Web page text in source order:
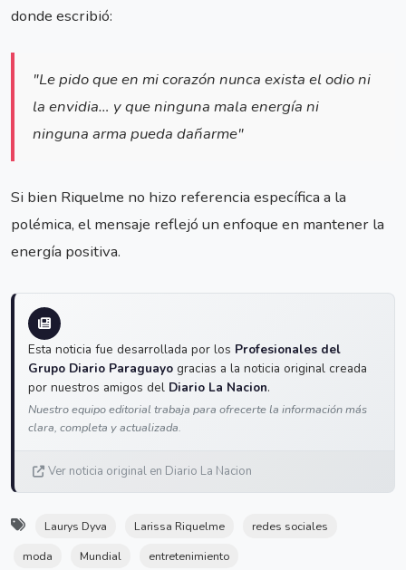
donde escribió:
"Le pido que en mi corazón nunca exista el odio ni
la envidia… y que ninguna mala energía ni
ninguna arma pueda dañarme"
Si bien Riquelme no hizo referencia específica a la
polémica, el mensaje reflejó un enfoque en mantener la
energía positiva.
Esta noticia fue desarrollada por los Profesionales del
Grupo Diario Paraguayo gracias a la noticia original creada
por nuestros amigos del Diario La Nacion.
Nuestro equipo editorial trabaja para ofrecerte la información más
clara, completa y actualizada.
Ver noticia original en Diario La Nacion
Laurys Dyva Larissa Riquelme
redes sociales
moda
Mundial entretenimiento